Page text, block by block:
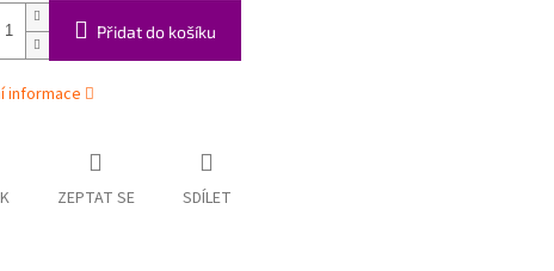
Přidat do košíku
informace
ZEPTAT SE SDÍLET